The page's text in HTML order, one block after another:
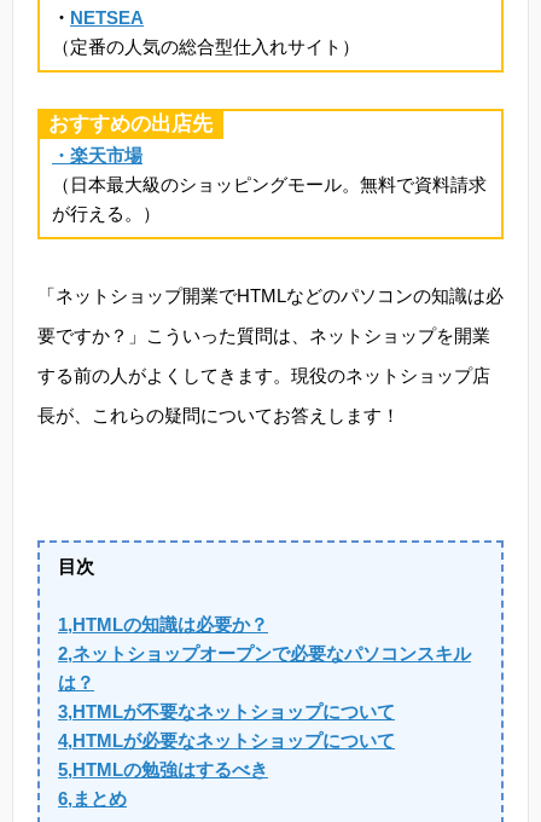
・ NETSEA
（定番の人気の総合型仕入れサイト）
おすすめの出店先
・楽天市場
（日本最大級のショッピングモール。無料で資料請求
が行える。）
「ネットショップ開業でHTMLなどのパソコンの知識は必
要ですか？」こういった質問は、ネットショップを開業
する前の人がよくしてきます。現役のネットショップ店
長が、これらの疑問についてお答えします！
目次
1,HTMLの知識は必要か？
2,ネットショップオープンで必要なパソコンスキル
は？
3,HTMLが不要なネットショップについて
4,HTMLが必要なネットショップについて
5,HTMLの勉強はするべき
6,まとめ